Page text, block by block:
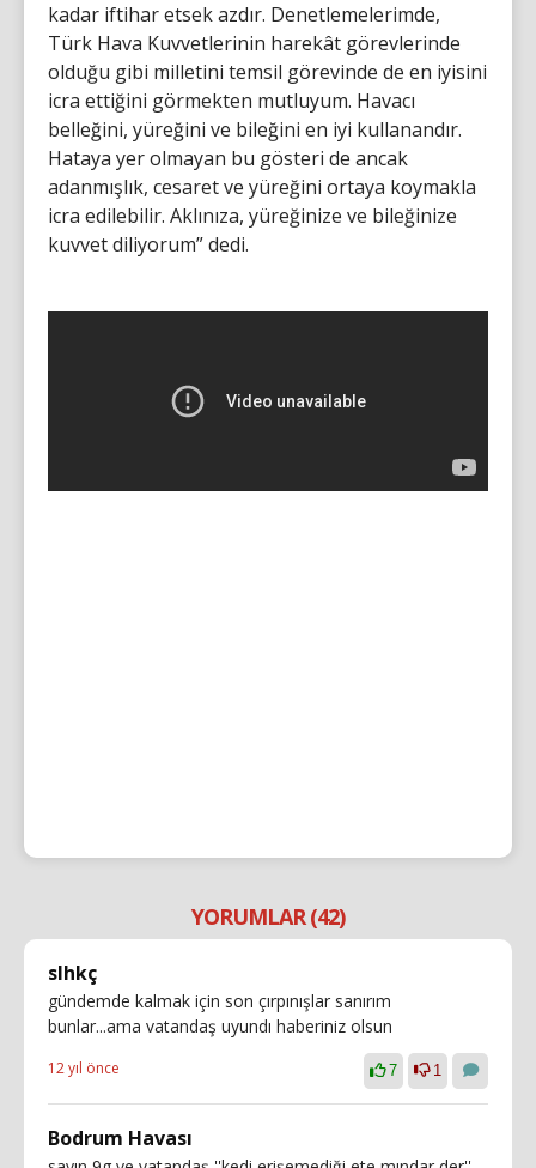
kadar iftihar etsek azdır. Denetlemelerimde,
Türk Hava Kuvvetlerinin harekât görevlerinde
olduğu gibi milletini temsil görevinde de en iyisini
icra ettiğini görmekten mutluyum. Havacı
belleğini, yüreğini ve bileğini en iyi kullanandır.
Hataya yer olmayan bu gösteri de ancak
adanmışlık, cesaret ve yüreğini ortaya koymakla
icra edilebilir. Aklınıza, yüreğinize ve bileğinize
kuvvet diliyorum” dedi.
YORUMLAR (42)
slhkç
gündemde kalmak için son çırpınışlar sanırım
bunlar...ama vatandaş uyundı haberiniz olsun
12 yıl önce 7 1
Bodrum Havası